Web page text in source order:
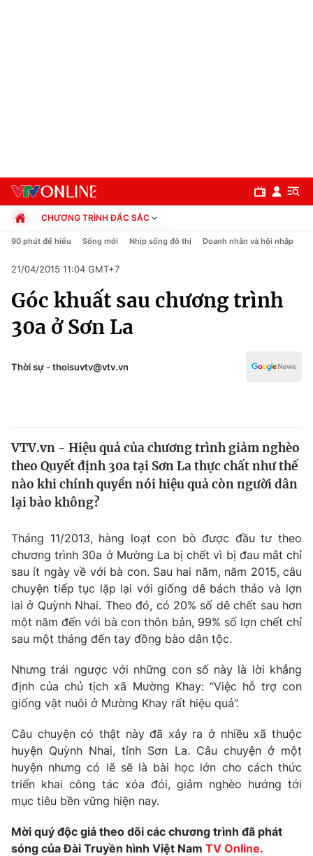
Chuyên mục
Chính trị
Thế giới
Tin tức
Thế giới đó đây
Câu chuyện quốc tế
Tài chính
Thị trường
Góc doanh nghiệp
Dữ liệu và đời sống
Truyền hình
Phim VTV
Nhân vật
Khán giả
Giải sao mai
Giải trí
Điện ảnh
Âm nhạc
Sao
Đời sống
Du lịch
Làm đẹp
Chất lượng cuộc sống
Tuyển sinh
Học trực tuyến
Công nghệ
Hitech Công nghệ tương lai
Thị trường
Giao lưu trực tuyến
Lịch phát sóng
CHƯƠNG TRÌNH ĐẶC SẮC
Chính trị
Pháp luật
Kinh tế
Thể thao
Truyền hình
Y tế
90 phút để hiểu Sống mới Nhịp sống đô thị Doanh nhân và hội nhập
21/04/2015 11:04 GMT+7
Góc khuất sau chương trình
30a ở Sơn La
Thời sự - thoisuvtv@vtv.vn
VTV.vn - Hiệu quả của chương trình giảm nghèo
theo Quyết định 30a tại Sơn La thực chất như thế
nào khi chính quyền nói hiệu quả còn người dân
lại bảo không?
Tháng 11/2013, hàng loạt con bò được đầu tư theo
chương trình 30a ở Mường La bị chết vì bị đau mắt chỉ
sau ít ngày về với bà con. Sau hai năm, năm 2015, câu
chuyện tiếp tục lặp lại với giống dê bách thảo và lợn
lai ở Quỳnh Nhai. Theo đó, có 20% số dê chết sau hơn
một năm đến với bà con thôn bản, 99% số lợn chết chỉ
sau một tháng đến tay đồng bào dân tộc.
Nhưng trái ngược với những con số này là lời khẳng
định của chủ tịch xã Mường Khay: “Việc hỗ trợ con
giống vật nuôi ở Mường Khay rất hiệu quả”.
Câu chuyện có thật này đã xảy ra ở nhiều xã thuộc
huyện Quỳnh Nhai, tỉnh Sơn La. Câu chuyện ở một
huyện nhưng có lẽ sẽ là bài học lớn cho cách thức
triển khai công tác xóa đói, giảm nghèo hướng tới
mục tiêu bền vững hiện nay.
Mời quý độc giả theo dõi các chương trình đã phát
sóng của Đài Truyền hình Việt Nam TV Online.